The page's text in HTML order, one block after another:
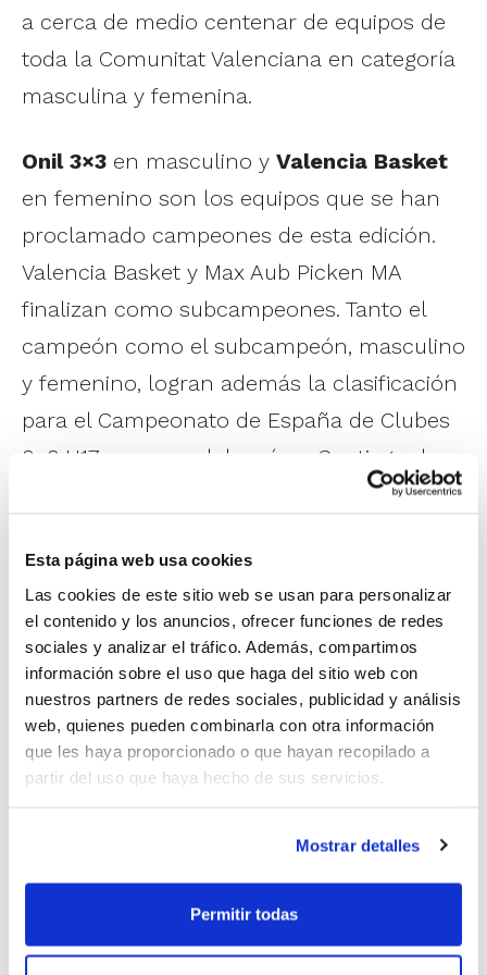
Esta página web usa cookies
Las cookies de este sitio web se usan para personalizar
el contenido y los anuncios, ofrecer funciones de redes
sociales y analizar el tráfico. Además, compartimos
información sobre el uso que haga del sitio web con
nuestros partners de redes sociales, publicidad y análisis
web, quienes pueden combinarla con otra información
que les haya proporcionado o que hayan recopilado a
partir del uso que haya hecho de sus servicios.
Mostrar detalles
Permitir todas
a cerca de medio centenar de equipos de
toda la Comunitat Valenciana en categoría
masculina y femenina.
Onil 3×3 en masculino y Valencia Basket
en femenino son los equipos que se han
proclamado campeones de esta edición.
Valencia Basket y Max Aub Picken MA
finalizan como subcampeones. Tanto el
campeón como el subcampeón, masculino
y femenino, logran además la clasificación
para el Campeonato de España de Clubes
3×3 U17, que se celebrará en Santiago de
Se abría la jornada con el Campeonato
Femenino. Tras la Fase Regular, llegaba el